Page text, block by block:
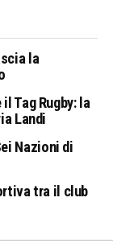
la
Tag Rugby: la
Landi
Nazioni di
tra il club